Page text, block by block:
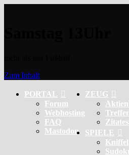
Zum Inhalt
PORTAL
Forum
Webhosting
FAQ
Mastodon
ZEUG
SPIELE
Kniffel